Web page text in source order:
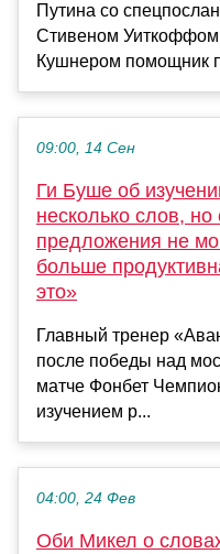
Путина со
Стивеном
Кушнером помощник
09:00, 14 Сен
Ги Буше об
несколько слов,
предложения не
больше
это»
Главный тренер
после победы над
матче Фонбет
изучением р...
04:00, 24 Фев
Оби Микел о